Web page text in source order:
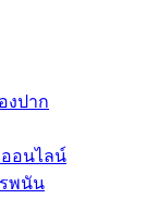
งปาก
อนไลน์
พนัน